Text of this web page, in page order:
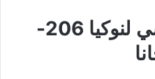
تحميل متصفح يوسي لنوكيا 206-